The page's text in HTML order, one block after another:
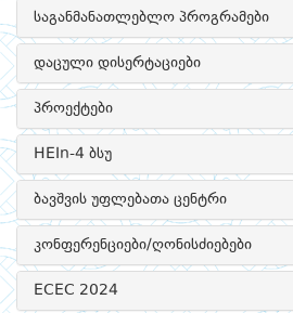
საგანმანათლებლო პროგრამები
დაცული დისერტაციები
პროექტები
HEIn-4 ბსუ
ბავშვის უფლებათა ცენტრი
კონფერენციები/ღონისძიებები
ECEC 2024